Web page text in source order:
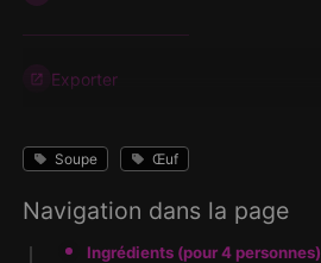
Exporter
Soupe Œuf
Navigation dans la page
Ingrédients (pour 4 personnes)